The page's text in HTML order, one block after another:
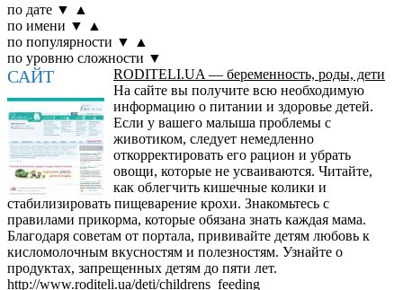
по дате ▼
▲
по имени ▼
▲
по популярности ▼
▲
по уровню сложности ▼
САЙТ
RODITELI.UA — беременность, роды, дети
На сайте вы получите всю необходимую
информацию о питании и здоровье детей.
Если у вашего малыша проблемы с
животиком, следует немедленно
откорректировать его рацион и убрать
овощи, которые не усваиваются. Читайте,
как облегчить кишечные колики и
стабилизировать пищеварение крохи. Знакомьтесь с
правилами прикорма, которые обязана знать каждая мама.
Благодаря советам от портала, прививайте детям любовь к
кисломолочным вкусностям и полезностям. Узнайте о
продуктах, запрещенных детям до пяти лет.
http://www.roditeli.ua/deti/childrens_feeding